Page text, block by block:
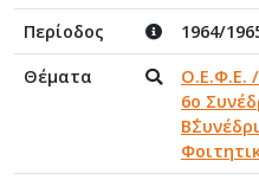
Περίοδος
1964/
Θέματα
Ο.Ε.Φ.Ε.
6ο